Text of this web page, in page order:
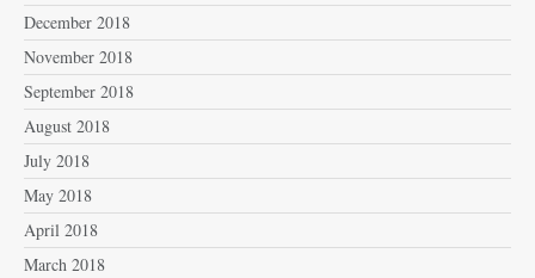
December 2018
November 2018
September 2018
August 2018
July 2018
May 2018
April 2018
March 2018